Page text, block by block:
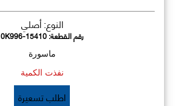
النوع: أصلي
رقم القطعة:0K996-15410
ماسورة
نفذت الكمية
اطلب تسعيرة